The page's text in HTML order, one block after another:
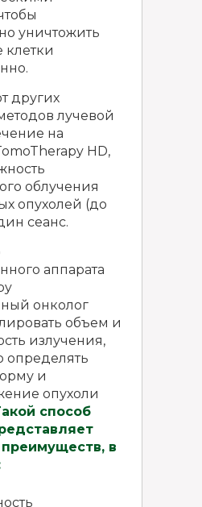
уничтожить
клетки
других
лучевой
на
HD,
облучения
опухолей (до
сеанс.
аппарата
онколог
объем и
излучения,
определять
и
опухоли
способ
в